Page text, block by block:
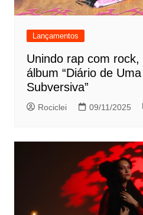
Lançamentos
Unindo rap com
álbum “Diário de
Subversiva”
Rociclei 09/11/2025